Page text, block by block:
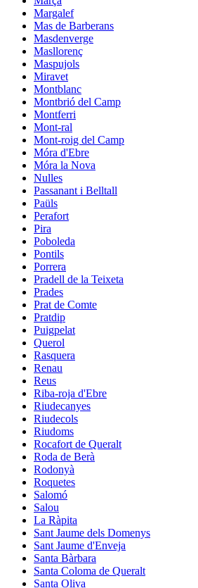
Margalef
Mas de Barberans
Masdenverge
Masllorenç
Maspujols
Miravet
Montblanc
Montbrió del Camp
Montferri
Mont-ral
Mont-roig del Camp
Móra d'Ebre
Móra la Nova
Nulles
Passanant i Belltall
Paüls
Perafort
Pira
Poboleda
Pontils
Porrera
Pradell de la Teixeta
Prades
Prat de Comte
Pratdip
Puigpelat
Querol
Rasquera
Renau
Reus
Riba-roja d'Ebre
Riudecanyes
Riudecols
Riudoms
Rocafort de Queralt
Roda de Berà
Rodonyà
Roquetes
Salomó
Salou
La Ràpita
Sant Jaume dels Domenys
Sant Jaume d'Enveja
Santa Bàrbara
Santa Coloma de Queralt
Santa Oliva